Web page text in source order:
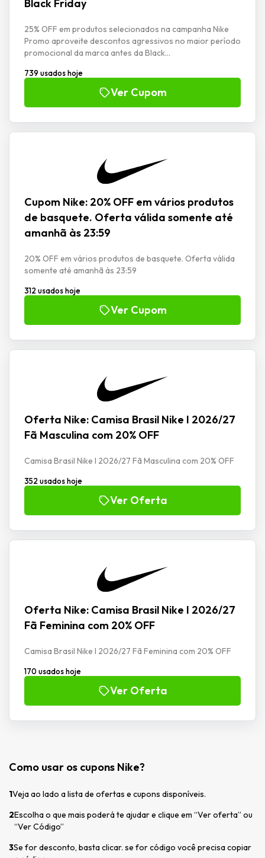
Black Friday
25% OFF em produtos selecionados na campanha Nike
Promo aproveite descontos agressivos no maior período
promocional da marca antes da Black...
739 usados hoje
Ver Cupom
Cupom Nike: 20% OFF em vários produtos
de basquete. Oferta válida somente até
amanhã às 23:59
20% OFF em vários produtos de basquete. Oferta válida
somente até amanhã às 23:59
312 usados hoje
Ver Cupom
Oferta Nike: Camisa Brasil Nike I 2026/27
Fã Masculina com 20% OFF
Camisa Brasil Nike I 2026/27 Fã Masculina com 20% OFF
352 usados hoje
Ver Oferta
Oferta Nike: Camisa Brasil Nike I 2026/27
Fã Feminina com 20% OFF
Camisa Brasil Nike I 2026/27 Fã Feminina com 20% OFF
170 usados hoje
Ver Oferta
Como usar os cupons Nike?
1Veja ao lado a lista de ofertas e cupons disponíveis.
2Escolha o que mais poderá te ajudar e clique em “Ver oferta” ou
“Ver Código”
3Se for desconto, basta clicar. se for código você precisa copiar